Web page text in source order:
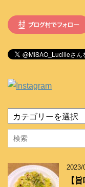
テ
ゴ
リ
2023/
【